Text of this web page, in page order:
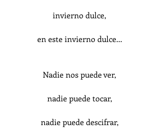
invierno dulce,
en este invierno dulce...
Nadie nos puede ver,
nadie puede tocar,
nadie puede descifrar,